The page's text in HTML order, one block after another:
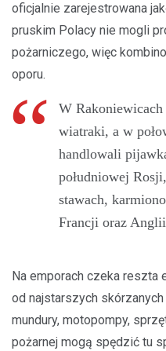
oficjalnie zarejestrowana
pruskim Polacy nie mogli
pożarniczego, więc
oporu.
W Rakoniewicach
wiatraki, a w
handlowali
południowej
stawach,
Francji oraz
Na emporach czeka reszta
od najstarszych
mundury, motopompy,
pożarnej mogą spędzić tu